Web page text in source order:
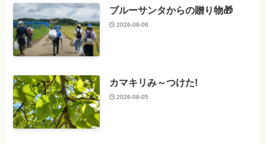
ブルーサンタからの贈り物🎁
2026-08-06
カマキリみ～つけた!
2026-08-05